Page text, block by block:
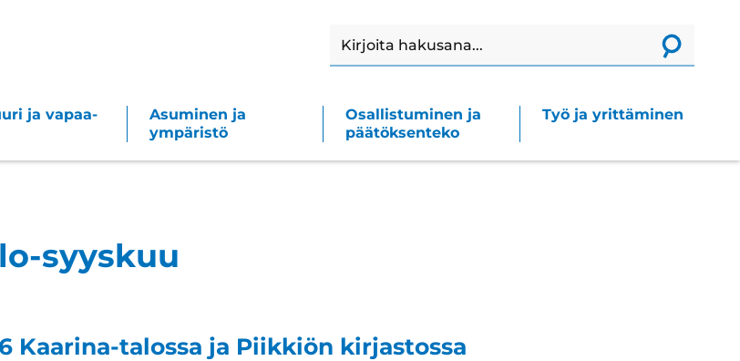
ja vapaa-
Asuminen ja
ympäristö
Osallistuminen ja
päätöksenteko
Työ ja yrittäminen
haku
syyskuu
Kaarina-talossa ja Piikkiön kirjastossa